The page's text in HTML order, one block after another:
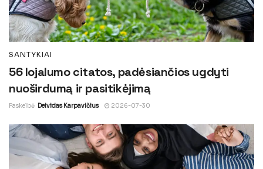
SANTYKIAI
56 lojalumo citatos, padėsiančios ugdyti
nuoširdumą ir pasitikėjimą
Paskelbė Deividas Karpavičius 2026-07-30